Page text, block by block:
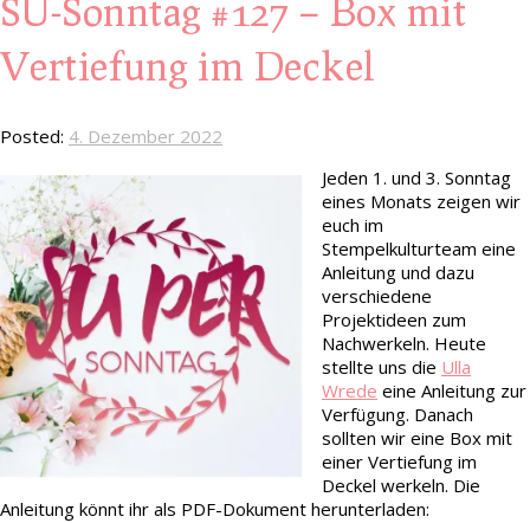
SU-Sonntag #127 – Box mit
Vertiefung im Deckel
Posted: 4. Dezember 2022
Jeden 1. und 3. Sonntag
eines Monats zeigen wir
euch im
Stempelkulturteam eine
Anleitung und dazu
verschiedene
Projektideen zum
Nachwerkeln. Heute
stellte uns die Ulla
Wrede eine Anleitung zur
Verfügung. Danach
sollten wir eine Box mit
einer Vertiefung im
Deckel werkeln. Die
Anleitung könnt ihr als PDF-Dokument herunterladen: